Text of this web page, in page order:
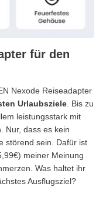
für den
Nexode Reiseadapter
Urlaubsziele . Bis zu
leistungsstark mit
Nur, dass es kein
störend sein. Dafür ist
meiner Meinung
Was haltet ihr
Ausflugsziel?